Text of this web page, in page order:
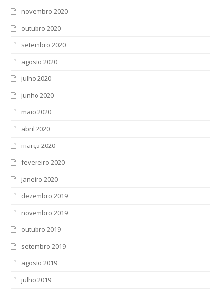
novembro 2020
outubro 2020
setembro 2020
agosto 2020
julho 2020
junho 2020
maio 2020
abril 2020
março 2020
fevereiro 2020
janeiro 2020
dezembro 2019
novembro 2019
outubro 2019
setembro 2019
agosto 2019
julho 2019